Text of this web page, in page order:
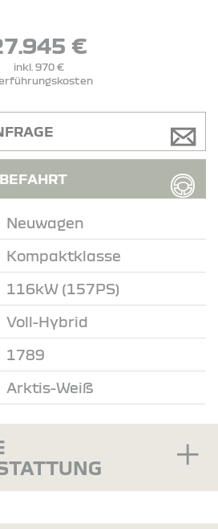
€
inkl. 970 €
Neuwagen
Kompaktklasse
116kW (157PS)
Voll-Hybrid
1789
Arktis-Weiß